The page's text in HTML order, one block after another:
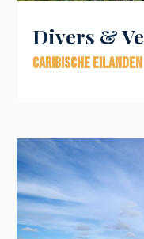
Divers &
Caribische eilanden